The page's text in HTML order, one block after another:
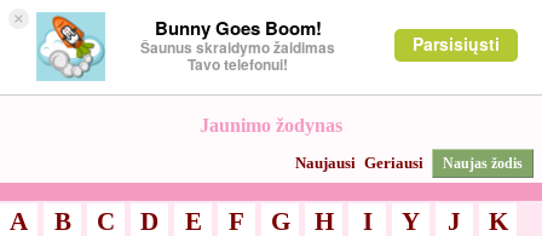
× Bunny Goes Boom!
Šaunus skraidymo žaidimas
Tavo telefonui!
Parsisiųsti
Jaunimo žodynas
Naujausi Geriausi Naujas žodis
A B C D E F G H I Y J
K